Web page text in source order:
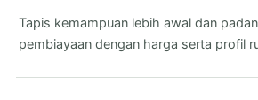
Tapis kemampuan lebih awal dan
pembiayaan dengan harga serta profil